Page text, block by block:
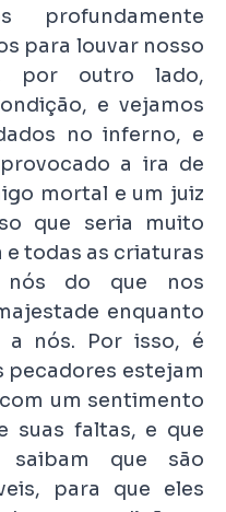
profundamente
para louvar nosso
por outro lado,
e vejamos
no inferno, e
a ira de
mortal e um juiz
que seria muito
e todas as criaturas
nós do que nos
enquanto
a nós. Por isso, é
pecadores estejam
um sentimento
suas faltas, e que
saibam que são
para que eles